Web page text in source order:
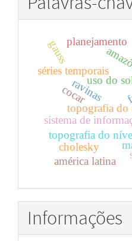
topografia
ravinasuso do
sistema de
topografia do
séries temporais
planejamento
cocar
gauss
cholesky
américa latina
Informações